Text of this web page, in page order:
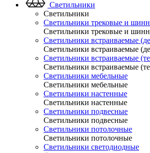
Светильники
Светильники
Светильники трековые и
Светильники трековые и
Светильники встраиваемые
Светильники встраиваемые
Светильники встраиваемые
Светильники встраиваемые
Светильники мебельные
Светильники мебельные
Светильники настенные
Светильники настенные
Светильники подвесные
Светильники подвесные
Светильники потолочные
Светильники потолочные
Светильники светодиодные